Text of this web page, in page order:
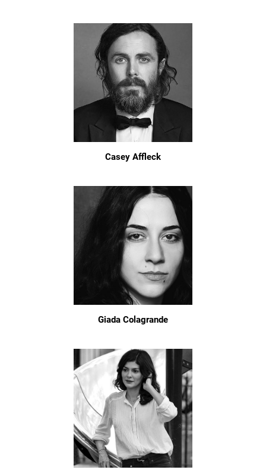
Casey Affleck
Giada Colagrande